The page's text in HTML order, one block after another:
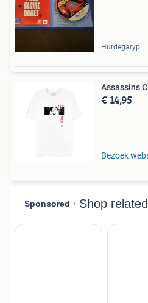
Hurdegaryp
Assassins
€ 14,95
Bezoek